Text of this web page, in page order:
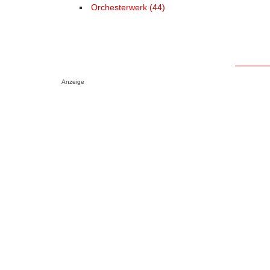
Orchesterwerk (44)
Anzeige